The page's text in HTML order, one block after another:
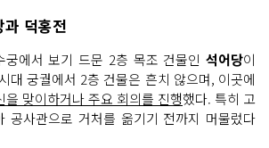
덕홍전
궁에서 보기 드문 2층 목조 건물인 석어당이
대 궁궐에서 2층 건물은 흔치 않으며, 이곳에
을 맞이하거나 주요 회의를 진행했다. 특히 고
공사관으로 거처를 옮기기 전까지 머물렀다